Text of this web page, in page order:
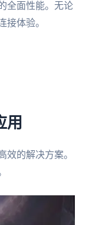
全面性能。无论
接体验。
用
效的解决方案。